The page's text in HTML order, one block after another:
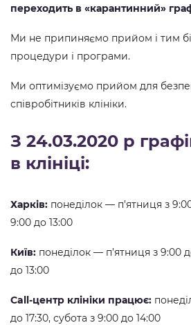
переходить в «карантинний»
Ми не припиняємо прийом і тим
процедури і програми.
Ми оптимізуємо прийом для
співробітників клініки.
З 24.03.2020 р
в клініці:
Харків: понеділок — п’ятниця з
9:00 до 13:00
Київ: понеділок — п’ятниця з 9:00
до 13:00
Call-центр клініки працює:
до 17:30, субота з 9:00 до 14:00